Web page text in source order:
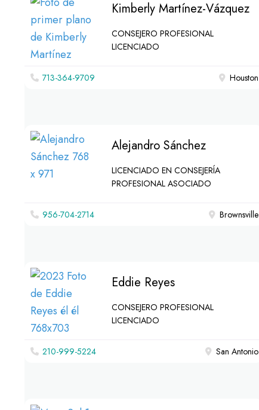
Kimberly Martínez-Vázquez
CONSEJERO PROFESIONAL
LICENCIADO
713-364-9709 Houston
Alejandro Sánchez
LICENCIADO EN CONSEJERÍA
PROFESIONAL ASOCIADO
956-704-2714 Brownsville
Eddie Reyes
CONSEJERO PROFESIONAL
LICENCIADO
210-999-5224 San Antonio